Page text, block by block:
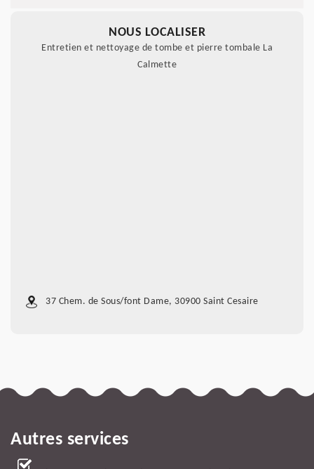
NOUS LOCALISER
Entretien et nettoyage de tombe et pierre tombale La
Calmette
37 Chem. de Sous/font Dame, 30900 Saint Cesaire
Autres services